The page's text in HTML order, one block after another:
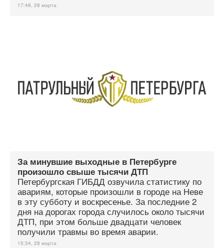
17:48, 28 марта
За минувшие выходные в Петербурге
произошло свыше тысячи ДТП
Петербургская ГИБДД озвучила статистику по
авариям, которые произошли в городе на Неве
в эту субботу и воскресенье. За последние 2
дня на дорогах города случилось около тысячи
ДТП, при этом больше двадцати человек
получили травмы во время аварии.
15:34, 28 марта